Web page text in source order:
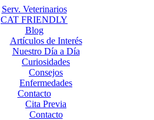
Serv. Veterinarios
CAT FRIENDLY
Blog
Artículos de Interés
Nuestro Día a Día
Curiosidades
Consejos
Enfermedades
Contacto
Cita Previa
Contacto